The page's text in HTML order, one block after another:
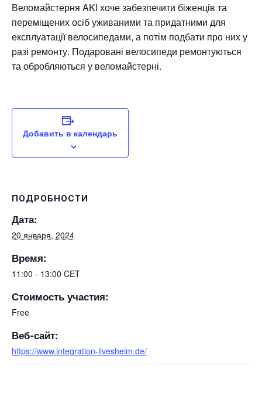
Веломайстерня AKI хоче забезпечити біженців та
переміщених осіб уживаними та придатними для
експлуатації велосипедами, а потім подбати про них у
разі ремонту. Подаровані велосипеди ремонтуються
та обробляються у веломайстерні.
Добавить в календарь
ПОДРОБНОСТИ
Дата:
20 января, 2024
Время:
11:00 - 13:00 CET
Стоимость участия:
Free
Веб-сайт:
https://www.integration-ilvesheim.de/